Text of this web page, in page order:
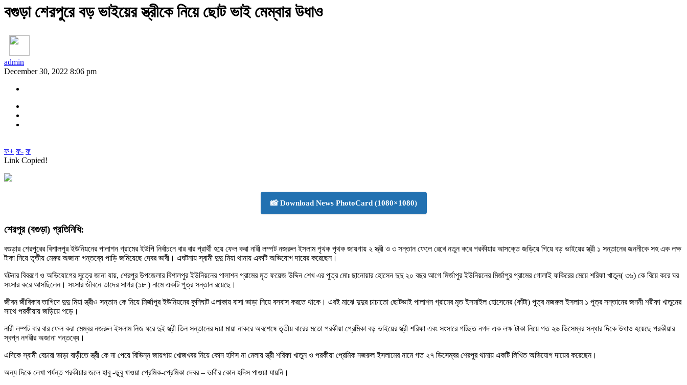
বগুড়া শেরপুরে বড় ভাইয়ের স্ত্রীকে নিয়ে ছোট ভাই মেম্বার উধাও
admin
December 30, 2022 8:06 pm
ফ+ ফ- ফ
Link Copied!
📸 Download News PhotoCard (1080×1080)
শেরপুর (বগুড়া) প্রতিনিধি:
বগুড়ার শেরপুরের বিশালপুর ইউনিয়নের পালাশন গ্রামের ইউপি নির্বাচনে বার বার প্রার্থী হয়ে ফেল করা নারী লম্পট নজরুল ইসলাম পৃথক পৃথক জায়গায় ২ স্ত্রী ও ৩ সন্তান ফেলে রেখে নতুন করে পরকীয়ার আসক্তে জড়িয়ে গিয়ে বড় ভাইয়ের স্ত্রী ১ সন্তানের জননীকে সহ এক লক্ষ
টাকা নিয়ে তৃতীয় মেরুর অজানা গন্তব্যে পাড়ি জমিয়েছে দেবর ভাবী। এঘটনায় স্বামী দুদু মিয়া থানায় একটি অভিযোগ দায়ের করেছেন।
ঘটনার বিবরণে ও অভিযোগের সুত্রে জানা যায়, শেরপুর উপজেলার বিশালপুর ইউনিয়নের পালাশন গ্রামের মৃত ফয়েজ উদ্দিন শেখ এর পুত্র মোঃ ছানোয়ার হোসেন দুদু ২০ বছর আগে মির্জাপুর ইউনিয়নের মির্জাপুর গ্রামের গোলাই ফকিরের মেয়ে শরিফা খাতুন( ৩৬) কে বিয়ে করে ঘর
সংসার করে আসছিলেন। সংসার জীবনে তাদের সাগর (১৮ ) নামে একটি পুত্র সন্তান রয়েছে।
জীবন জীবিকার তাগিদে দুদু মিয়া স্ত্রীও সন্তান কে নিয়ে মির্জাপুর ইউনিয়নের কুনিঘাট এলাকায় বাসা ভাড়া নিয়ে বসবাস করতে থাকে। এরই মাঝে দুদুর চাচাতো ছোটভাই পালাশন গ্রামের মৃত ইসমাইল হোসেনের (কাঁটা) পুত্র নজরুল ইসলাম ১ পুত্র সন্তানের জননী শরীফা খাতুনের
সাথে পরকীয়ায় জড়িয়ে পড়ে।
নারী লম্পট বার বার ফেল করা মেম্বর নজরুল ইসলাম নিজ ঘরে দুই স্ত্রী তিন সন্তানের দয়া মায়া নাকরে অবশেষে তৃতীয় বারের মতো পরকীয়া প্রেমিকা বড় ভাইয়ের স্ত্রী শরিফা এবং সংসারে গচ্ছিত নগদ এক লক্ষ টাকা নিয়ে গত ২৬ ডিসেম্বর সন্ধার দিকে উধাও হয়েছে পরকীয়ার
স্বপ্ন নগরীর অজানা গন্তব্যে।
এদিকে স্বামী বেচারা ভাড়া বাড়ীতে স্ত্রী কে না পেয়ে বিভিন্ন জায়গায় খোজখবর নিয়ে কোন হদিস না মেলায় স্ত্রী শরিফা খাতুন ও পরকীয়া প্রেমিক নজরুল ইসলামের নামে গত ২৭ ডিসেম্বর শেরপুর থানায় একটি লিখিত অভিযোগ দায়ের করেছেন।
অন্য দিকে লেখা পর্যন্ত পরকীয়ার জলে হাবু -ডুবু খাওয়া প্রেমিক-প্রেমিকা দেবর – ভাবীর কোন হদিস পাওয়া যায়নি।